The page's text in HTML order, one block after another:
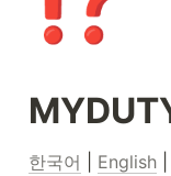
한국어 English